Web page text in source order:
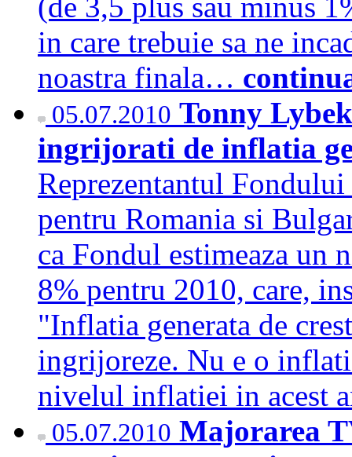
in care trebuie sa ne
noastra finala…
05.07.2010 Tonny
ingrijorati de inflatia
Reprezentantul
pentru Romania si
ca Fondul estimeaza
8% pentru 2010, care,
"Inflatia generata de
ingrijoreze. Nu e o
nivelul inflatiei in acest
05.07.2010 Majorarea